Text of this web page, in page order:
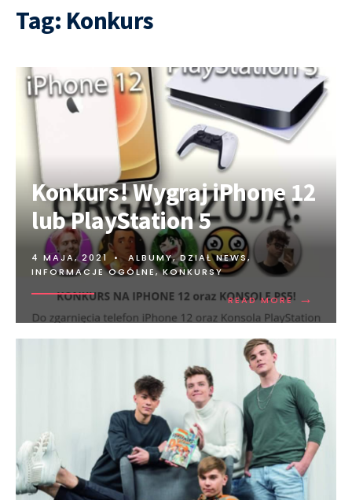
Tag: Konkurs
Konkurs! Wygraj iPhone 12
lub PlayStation 5
4 MAJA, 2021 • ALBUMY,DZIAŁ NEWS,
INFORMACJE OGÓLNE,KONKURSY
READ MORE →